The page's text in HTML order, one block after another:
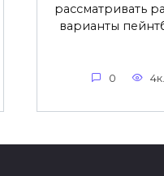
рассматривать
варианты
0 4к.